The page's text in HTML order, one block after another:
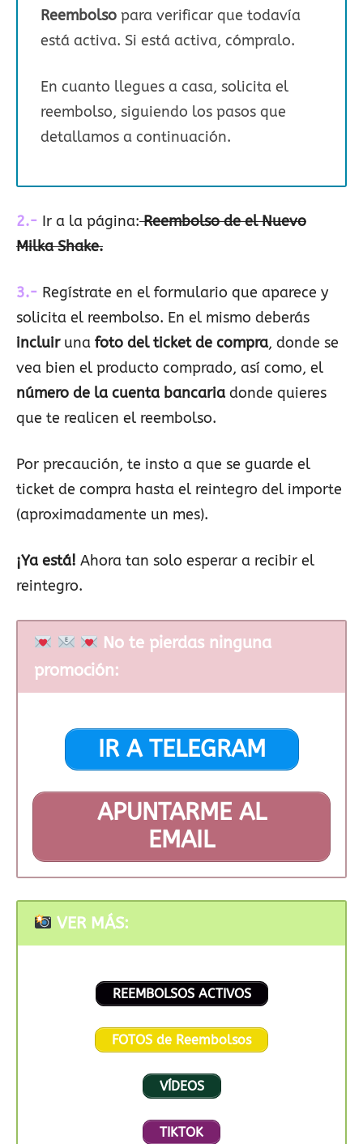
Reembolso para verificar que todavía
está activa. Si está activa, cómpralo.
En cuanto llegues a casa, solicita el
reembolso, siguiendo los pasos que
detallamos a continuación.
2.- Ir a la página: Reembolso de el Nuevo
Milka Shake.
3.- Regístrate en el formulario que aparece y
solicita el reembolso. En el mismo deberás
incluiruna foto del ticket de compra, donde se
vea bien el producto comprado, así como, el
número de la cuenta bancaria donde quieres
que te realicen el reembolso.
Por precaución, te insto a que se guarde el
ticket de compra hasta el reintegro del importe
(aproximadamente un mes).
¡Ya está! Ahora tan solo esperar a recibir el
reintegro.
No te pierdas ninguna
promoción:
IR A TELEGRAM
APUNTARME AL
EMAIL
VER MÁS:
REEMBOLSOS ACTIVOS
FOTOS de Reembolsos
VÍDEOS
TIKTOK